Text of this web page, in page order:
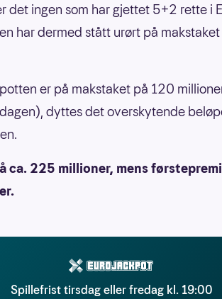
det ingen som har gjettet 5+2 rette i
har dermed stått urørt på
er på makstaket på 120
dyttes det overskytende
ca. 225 millioner, mens
Spillefrist tirsdag eller fredag kl. 19:00